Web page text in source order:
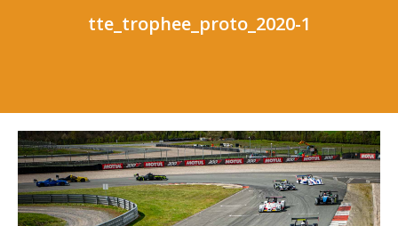
tte_trophee_proto_2020-1